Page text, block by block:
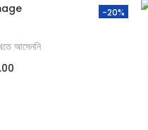
আসেননি
-20%